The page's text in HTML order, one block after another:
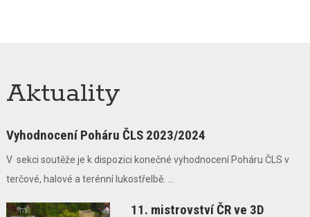
Aktuality
Vyhodnocení Poháru ČLS 2023/2024
V sekci soutěže je k dispozici konečné vyhodnocení Poháru ČLS v
terčové, halové a terénní lukostřelbě. ...
11. mistrovství ČR ve 3D